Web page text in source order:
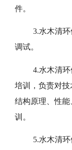
件。
3.水木清
调试。
4.水木清
培训，负责对
结构原理、性
训。
5.水木清